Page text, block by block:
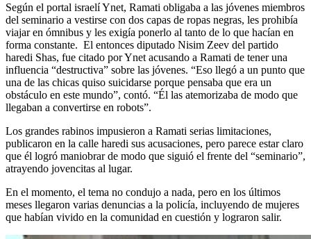
Según el portal israelí Ynet, Ramati obligaba a las jóvenes miembros
del seminario a vestirse con dos capas de ropas negras, les prohibía
viajar en ómnibus y les exigía ponerlo al tanto de lo que hacían en
forma constante. El entonces diputado Nisim Zeev del partido
haredi Shas, fue citado por Ynet acusando a Ramati de tener una
influencia “destructiva” sobre las jóvenes. “Eso llegó a un punto que
una de las chicas quiso suicidarse porque pensaba que era un
obstáculo en este mundo”, contó. “Él las atemorizaba de modo que
llegaban a convertirse en robots”.
Los grandes rabinos impusieron a Ramati serias limitaciones,
publicaron en la calle haredi sus acusaciones, pero parece estar claro
que él logró maniobrar de modo que siguió el frente del “seminario”,
atrayendo jovencitas al lugar.
En el momento, el tema no condujo a nada, pero en los últimos
meses llegaron varias denuncias a la policía, incluyendo de mujeres
que habían vivido en la comunidad en cuestión y lograron salir.